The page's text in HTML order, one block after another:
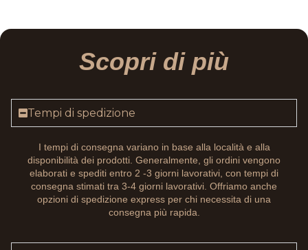
Scopri di più
Tempi di spedizione
I tempi di consegna variano in base alla località e alla
disponibilità dei prodotti. Generalmente, gli ordini vengono
elaborati e spediti entro 2 -3 giorni lavorativi, con tempi di
consegna stimati tra 3-4 giorni lavorativi. Offriamo anche
opzioni di spedizione express per chi necessita di una
consegna più rapida.